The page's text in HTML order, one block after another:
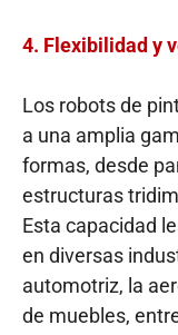
4. Flexibilidad y
Los robots de
a una amplia
formas, desde
estructuras
Esta capacidad
en diversas
automotriz, la
de muebles,